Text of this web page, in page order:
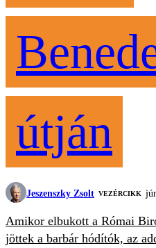
útján
Jeszenszky Zsolt VEZÉRCIKK
Amikor elbukott a Római
jöttek a barbár hódítók, az